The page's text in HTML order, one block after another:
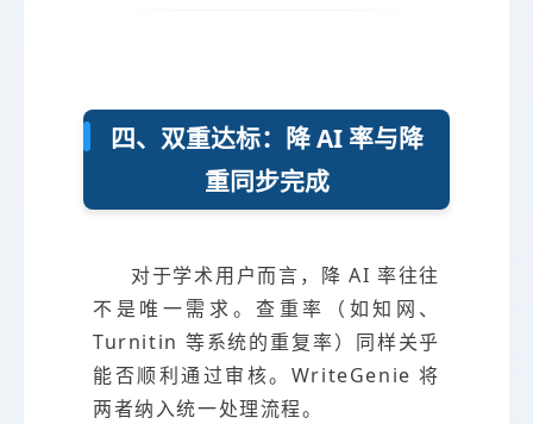
四、双重达标：降 AI 率与降
重同步完成
对于学术用户而言，降 AI 率往往
不是唯一需求。查重率（如知网、
Turnitin 等系统的重复率）同样关乎
能否顺利通过审核。WriteGenie 将
两者纳入统一处理流程。